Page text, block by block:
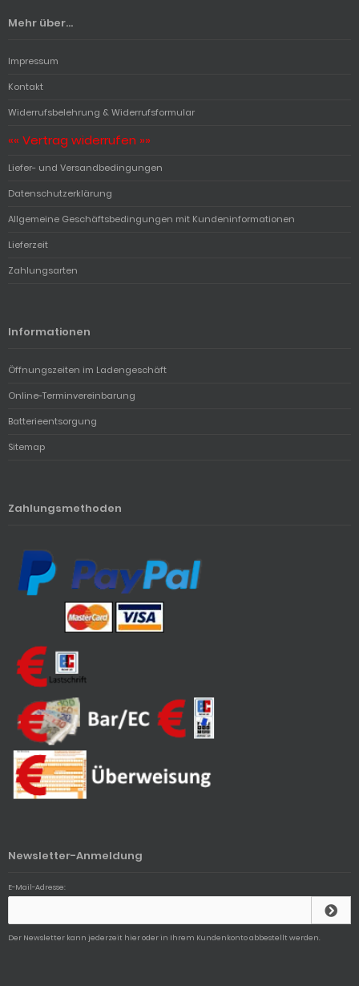
Mehr über...
Impressum
Kontakt
Widerrufsbelehrung & Widerrufsformular
«« Vertrag widerrufen »»
Liefer- und Versandbedingungen
Datenschutzerklärung
Allgemeine Geschäftsbedingungen mit Kundeninformationen
Lieferzeit
Zahlungsarten
Informationen
Öffnungszeiten im Ladengeschäft
Online-Terminvereinbarung
Batterieentsorgung
Sitemap
Zahlungsmethoden
Newsletter-Anmeldung
E-Mail-Adresse:
Der Newsletter kann jederzeit hier oder in Ihrem Kundenkonto abbestellt werden.